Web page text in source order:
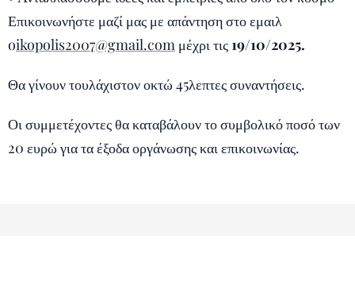
Επικοινωνήστε μαζί μας με απάντηση στο εμαιλ
oikopolis2007@gmail.com μέχρι τις19/10/2025.
Θα γίνουν τουλάχιστον οκτώ 45λεπτες συναντήσεις.
Οι συμμετέχοντες θα καταβάλουν το συμβολικό ποσό των
20 ευρώ για τα έξοδα οργάνωσης και επικοινωνίας.